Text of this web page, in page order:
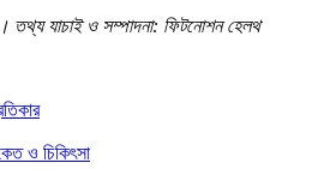
যাচাই ও সম্পাদনা: ফিটনোশন হেলথ
ও চিকিৎসা